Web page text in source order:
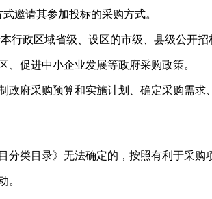
邀请其参加投标的采购方式。
政区域省级、设区的市级、县级公开招
促进中小企业发展等政府采购政策。
采购预算和实施计划、确定采购需求
目录》无法确定的，按照有利于采购
。